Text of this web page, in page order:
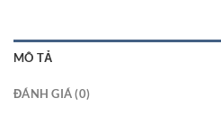
MÔ TẢ
ĐÁNH GIÁ (0)